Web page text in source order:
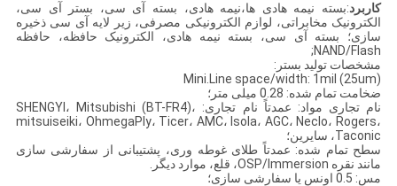
کاربرد:بسته نیمه هادی ها،نیمه هادی، بسته آی سی، بستر آی سی،
الکترونیک مخابراتی، لوازم الکترونیکی مصرفی، زیر لایه آی سی ذخیره
سازی؛ بسته آی سی، بسته نیمه هادی، الکترونیک حافظه، حافظه
NAND/Flash;
مشخصات تولید بستر:
Mini.Line space/width: 1mil (25um)
ضخامت تمام شده: 0.28 میلی متر؛
نام تجاری مواد: عمدتاً نام تجاری: SHENGYI، Mitsubishi (BT-FR4)،
mitsuiseiki، OhmegaPly، Ticer، AMC، Isola، AGC، Neclo، Rogers،
Taconic، سایرین؛
سطح تمام شده: عمدتاً طلای غوطه وری، پشتیبانی از سفارشی سازی
مانند نقره OSP/Immersion، قلع، موارد دیگر.
مس: 0.5 اونس یا سفارشی سازی؛